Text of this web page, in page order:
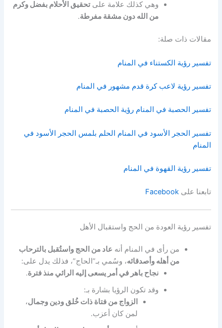
وهي كذلك علامة علىتحقيق الأحلام بفضل وكرم
من الله دون مشقة مفرطة.
مقالات ذات صلة:
تفسير رؤية الكستناء في المنام
تفسير رؤية لاعب كرة قدم مشهور في المنام
تفسير الحصبة في المنام رؤية الحصبة في المنام
تفسير الحجر الأسود في المنام الحلم بلمس الحجر الأسود في
المنام
تفسير رؤية القهوة في المنام
تابعنا علىFacebook
تفسير رؤية العودة من الحج واستقبال الأهل
من رأى في المنام أنه عاد من الحج واستُقبل بالترحاب
من أهله وأصدقائه، وسُمي بـ”الحاج”، فذلك يدل على:
نجاح باهر في أمر يسعى إليه الرائي منذ فترة.
وقد تكون الرؤيا بشارة بـ:
الزواج من فتاة ذات خُلق ودين وجمال،
لمن كان أعزب.